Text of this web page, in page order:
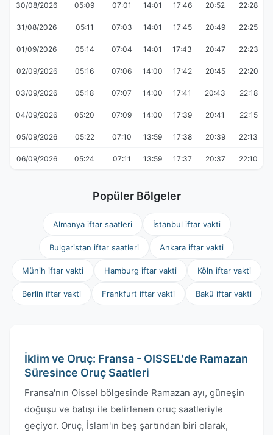
30/08/2026 05:09 07:01 14:01 17:46 20:52 22:28
31/08/2026 05:11 07:03 14:01 17:45 20:49 22:25
01/09/2026 05:14 07:04 14:01 17:43 20:47 22:23
02/09/2026 05:16 07:06 14:00 17:42 20:45 22:20
03/09/2026 05:18 07:07 14:00 17:41 20:43 22:18
04/09/2026 05:20 07:09 14:00 17:39 20:41 22:15
05/09/2026 05:22 07:10 13:59 17:38 20:39 22:13
06/09/2026 05:24 07:11 13:59 17:37 20:37 22:10
Popüler Bölgeler
Almanya iftar saatleri İstanbul iftar vakti
Bulgaristan iftar saatleri Ankara iftar vakti
Münih iftar vakti Hamburg iftar vakti Köln iftar vakti
Berlin iftar vakti Frankfurt iftar vakti Bakü iftar vakti
İklim ve Oruç: Fransa - OISSEL'de Ramazan
Süresince Oruç Saatleri
Fransa'nın Oissel bölgesinde Ramazan ayı, güneşin
doğuşu ve batışı ile belirlenen oruç saatleriyle
geçiyor. Oruç, İslam'ın beş şartından biri olarak,